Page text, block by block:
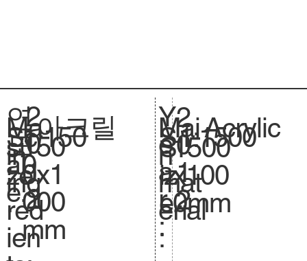
연
도
:
2
0
1
2
Ma
in
ing
red
ien
Sc
al
e.
아크릴
1:150
0
si
ze
.
150
0x1
000
mm
Y
e
a
r
:
Mai
n
mat
erial
:
S
.
S
iz
e.
2
0
1
2
1:1500
1500
x100
0mm
Acrylic